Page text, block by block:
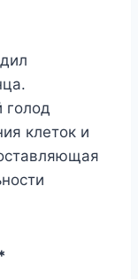
голод
клеток и